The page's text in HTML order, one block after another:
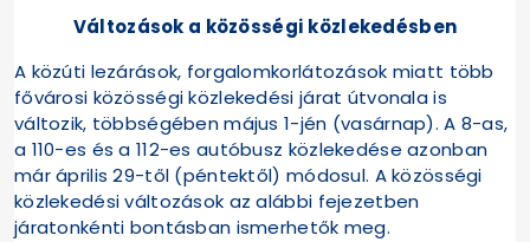
Változások a közösségi közlekedésben
A közúti lezárások, forgalomkorlátozások miatt több
fővárosi közösségi közlekedési járat útvonala is
változik, többségében május 1-jén (vasárnap). A 8-as,
a 110-es és a 112-es autóbusz közlekedése azonban
már április 29-től (péntektől) módosul. A közösségi
közlekedési változások az alábbi fejezetben
járatonkénti bontásban ismerhetők meg.